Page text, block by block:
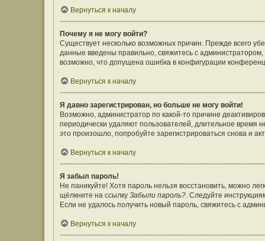
Вернуться к началу
Почему я не могу войти?
Существует несколько возможных причин. Прежде всего
данные введены правильно, свяжитесь с
возможно, что допущена ошибка в конфигурации
Вернуться к началу
Я давно зарегистрирован, но больше не могу войти!
Возможно, администратор по какой-то причине
периодически удаляют пользователей, длительное
это произошло, попробуйте зарегистрироваться снова и
Вернуться к началу
Я забыл пароль!
Не паникуйте! Хотя пароль нельзя восстановить, можно
щёлкните на ссылку Забыли пароль?. Следуйте
Если не удалось получить новый пароль, свяжитесь с
Вернуться к началу